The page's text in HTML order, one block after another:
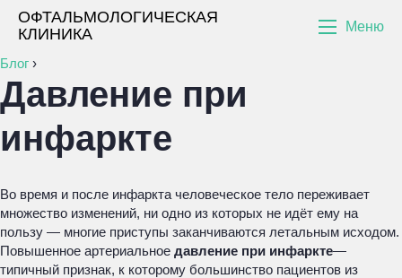
ОФТАЛЬМОЛОГИЧЕСКАЯ
КЛИНИКА
Меню
Блог ›
Давление при
инфаркте
Во время и после инфаркта человеческое тело переживает
множество изменений, ни одно из которых не идёт ему на
пользу — многие приступы заканчиваются летальным исходом.
Повышенное артериальное давление при инфаркте—
типичный признак, к которому большинство пациентов из